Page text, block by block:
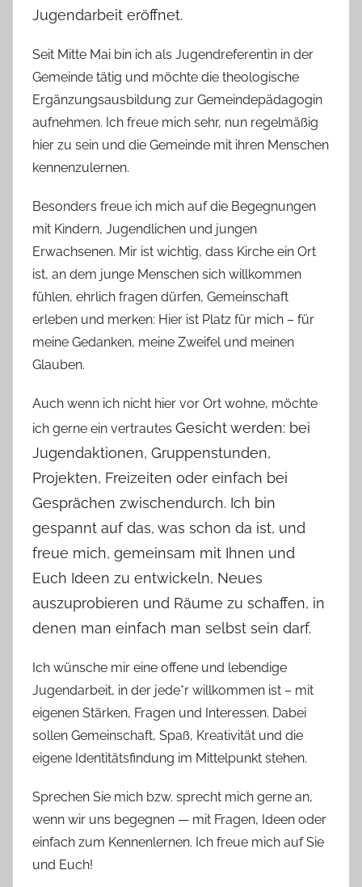
Jugendarbeit eröffnet.
Seit Mitte Mai bin ich als Jugendreferentin in der
Gemeinde tätig und möchte die theologische
Ergänzungsausbildung zur Gemeindepädagogin
aufnehmen. Ich freue mich sehr, nun regelmäßig
hier zu sein und die Gemeinde mit ihren Menschen
kennenzulernen.
Besonders freue ich mich auf die Begegnungen
mit Kindern, Jugendlichen und jungen
Erwachsenen. Mir ist wichtig, dass Kirche ein Ort
ist, an dem junge Menschen sich willkommen
fühlen, ehrlich fragen dürfen, Gemeinschaft
erleben und merken: Hier ist Platz für mich – für
meine Gedanken, meine Zweifel und meinen
Glauben.
Auch wenn ich nicht hier vor Ort wohne, möchte
ich gerne ein vertrautes Gesicht werden: bei
Jugendaktionen, Gruppenstunden,
Projekten, Freizeiten oder einfach bei
Gesprächen zwischendurch. Ich bin
gespannt auf das, was schon da ist, und
freue mich, gemeinsam mit Ihnen und
Euch Ideen zu entwickeln, Neues
auszuprobieren und Räume zu schaffen, in
denen man einfach man selbst sein darf.
Ich wünsche mir eine offene und lebendige
Jugendarbeit, in der jede*r willkommen ist – mit
eigenen Stärken, Fragen und Interessen. Dabei
sollen Gemeinschaft, Spaß, Kreativität und die
eigene Identitätsfindung im Mittelpunkt stehen.
Sprechen Sie mich bzw. sprecht mich gerne an,
wenn wir uns begegnen — mit Fragen, Ideen oder
einfach zum Kennenlernen. Ich freue mich auf Sie
und Euch!